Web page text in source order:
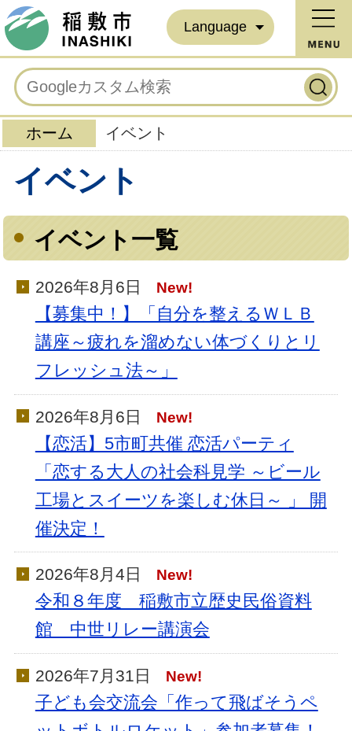
Language
ホーム イベント
イベント
イベント一覧
2026年8月6日 New!
【募集中！】「自分を整えるＷＬＢ
講座～疲れを溜めない体づくりとリ
フレッシュ法～」
2026年8月6日 New!
【恋活】5市町共催 恋活パーティ
「恋する大人の社会科見学 ～ビール
工場とスイーツを楽しむ休日～ 」 開
催決定！
2026年8月4日 New!
令和８年度 稲敷市立歴史民俗資料
館 中世リレー講演会
2026年7月31日 New!
子ども会交流会「作って飛ばそうペ